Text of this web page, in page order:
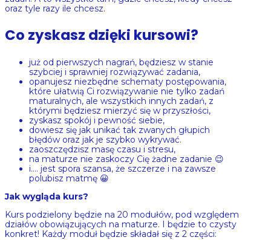
oraz tyle razy ile chcesz.
Co zyskasz dzięki kursowi?
już od pierwszych nagrań, będziesz w stanie
szybciej i sprawniej rozwiązywać zadania,
opanujesz niezbędne schematy postępowania,
które ułatwią Ci rozwiązywanie nie tylko zadań
maturalnych, ale wszystkich innych zadań, z
którymi będziesz mierzyć się w przyszłości,
zyskasz spokój i pewność siebie,
dowiesz się jak unikać tak zwanych głupich
błędów oraz jak je szybko wykrywać.
zaoszczędzisz masę czasu i stresu,
na maturze nie zaskoczy Cię żadne zadanie 😉
i…. jest spora szansa, że szczerze i na zawsze
polubisz matmę 😀
Jak wygląda kurs?
Kurs podzielony będzie na 20 modułów, pod względem
działów obowiązujących na maturze. I będzie to czysty
konkret! Każdy moduł będzie składał się z 2 części: